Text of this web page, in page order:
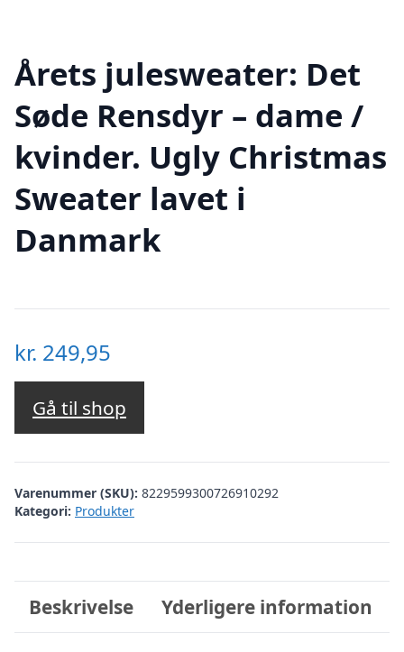
Årets julesweater: Det
Søde Rensdyr – dame /
kvinder. Ugly Christmas
Sweater lavet i
Danmark
kr. 249,95
Gå til shop
Varenummer (SKU): 8229599300726910292
Kategori: Produkter
Beskrivelse Yderligere information